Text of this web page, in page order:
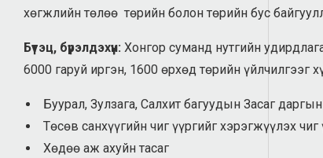
хөгжлийн төлөө төрийн болон төрийн бус
Бүтэц, бүрэлдэхүүн: Хонгор суманд нутгийн
6000 гаруй иргэн, 1600 өрхөд төрийн үйлчилгээг
Буурал, Зулзага, Салхит багуудын Засаг
Төсөв санхүүгийн чиг үүргийг хэрэгжүүлэх чиг
Хөдөө аж ахуйн тасаг